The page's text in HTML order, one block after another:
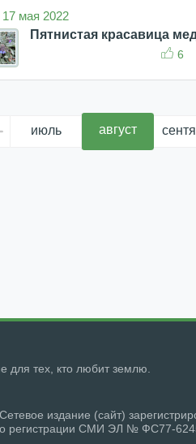
17 мая 2022
Пятнистая красавица
6
июль август
для тех, кто любит землю.
Сетевое издание (сайт)
о регистрации СМИ ЭЛ № ФС77-